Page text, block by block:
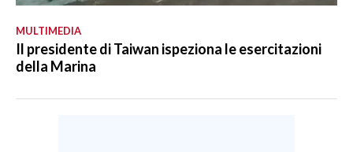
MULTIMEDIA
Il presidente di Taiwan ispeziona le esercitazioni
della Marina